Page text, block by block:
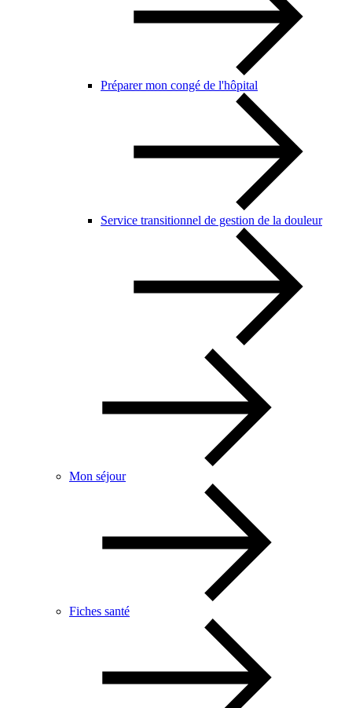
Préparer mon congé de l'hôpital
Service transitionnel de gestion de la douleur
Mon séjour
Fiches santé